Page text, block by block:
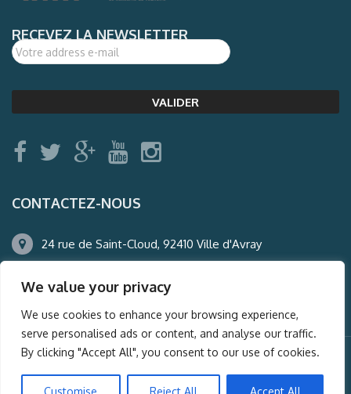
We value your privacy
We use cookies to enhance your browsing experience,
serve personalised ads or content, and analyse our traffic.
By clicking "Accept All", you consent to our use of cookies.
Customise Reject All Accept All
RECEVEZ LA NEWSLETTER
CONTACTEZ-NOUS
24 rue de Saint-Cloud, 92410 Ville d'Avray